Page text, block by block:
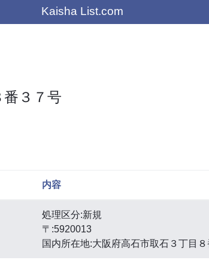
Kaisha List.com
３７号
内容
処理区分:新規
〒:5920013
国内所在地:大阪府高石市取石３丁目